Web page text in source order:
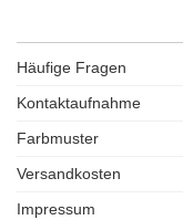
Häufige Fragen
Kontaktaufnahme
Farbmuster
Versandkosten
Impressum